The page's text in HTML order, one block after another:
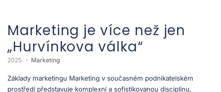
Marketing je více než jen
„Hurvínkova válka“
2025 Marketing
Základy marketingu Marketing v současném podnikatelském
prostředí představuje komplexní a sofistikovanou disciplínu,